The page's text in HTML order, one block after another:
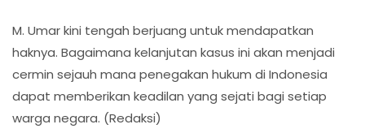
M. Umar kini tengah berjuang untuk mendapatkan
haknya. Bagaimana kelanjutan kasus ini akan menjadi
cermin sejauh mana penegakan hukum di Indonesia
dapat memberikan keadilan yang sejati bagi setiap
warga negara. (Redaksi)